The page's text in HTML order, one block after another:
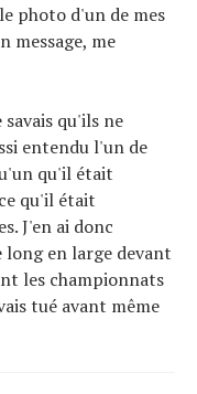
photo d'un de mes
message, me
qu'ils ne
entendu l'un de
qu'il était
qu'il était
J'en ai donc
en large devant
les championnats
tué avant même